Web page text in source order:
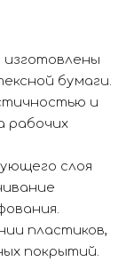
бумаги.
и
рабочих
слоя
пластиков,
покрытий.